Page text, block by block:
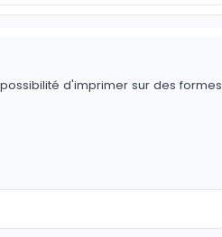
d'imprimer sur des formes